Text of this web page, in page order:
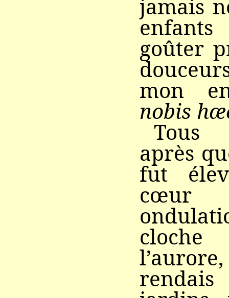
jamais
goûter
mon
nobis
Tous
après
fut
cœur